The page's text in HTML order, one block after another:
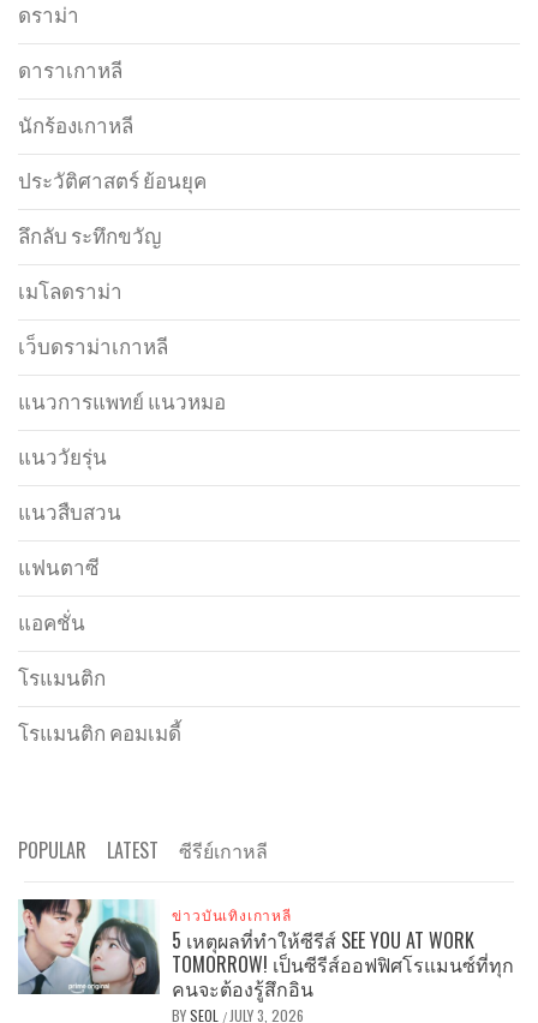
ดราม่า
ดาราเกาหลี
นักร้องเกาหลี
ประวัติศาสตร์ ย้อนยุค
ลึกลับ ระทึกขวัญ
เมโลดราม่า
เว็บดราม่าเกาหลี
แนวการแพทย์ แนวหมอ
แนววัยรุ่น
แนวสืบสวน
แฟนตาซี
แอคชั่น
โรแมนติก
โรแมนติก คอมเมดี้
POPULAR LATEST ซีรีย์เกาหลี
ข่าวบันเทิงเกาหลี
5 เหตุผลที่ทำให้ซีรีส์ SEE YOU AT WORK
TOMORROW! เป็นซีรีส์ออฟฟิศโรแมนซ์ที่ทุก
คนจะต้องรู้สึกอิน
BYSEOL / JULY 3, 2026